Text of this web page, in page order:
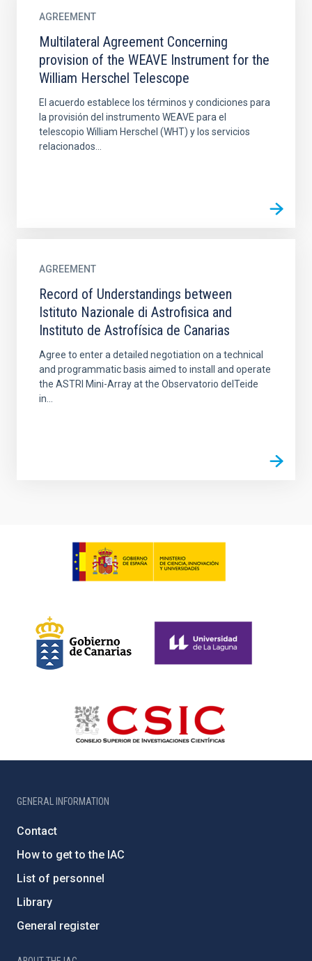
AGREEMENT
Multilateral Agreement Concerning
provision of the WEAVE Instrument for the
William Herschel Telescope
El acuerdo establece los términos y condiciones para
la provisión del instrumento WEAVE para el
telescopio William Herschel (WHT) y los servicios
relacionados...
AGREEMENT
Record of Understandings between
Istituto Nazionale di Astrofisica and
Instituto de Astrofísica de Canarias
Agree to enter a detailed negotiation on a technical
and programmatic basis aimed to install and operate
the ASTRI Mini-Array at the Observatorio delTeide
in...
GENERAL INFORMATION
Contact
How to get to the IAC
List of personnel
Library
General register